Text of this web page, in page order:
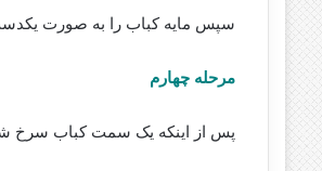
سپس مایه کباب را به صورت
مرحله چهارم
پس از اینکه یک سمت کباب سرخ شد